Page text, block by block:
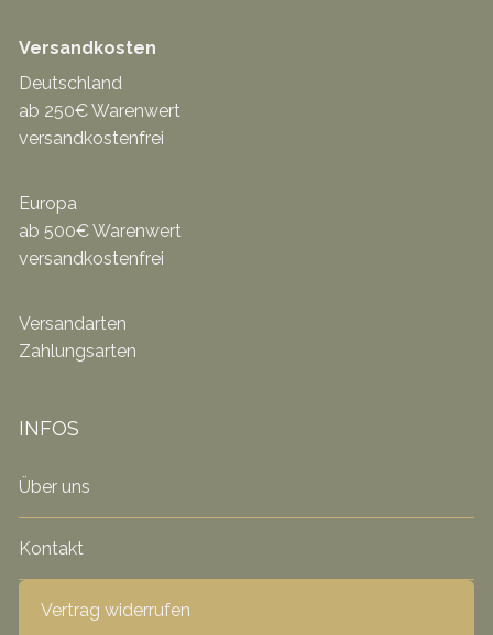
Versandkosten
Deutschland
ab 250€ Warenwert
versandkostenfrei
Europa
ab 500€ Warenwert
versandkostenfrei
Versandarten
Zahlungsarten
INFOS
Über uns
Kontakt
Vertrag widerrufen